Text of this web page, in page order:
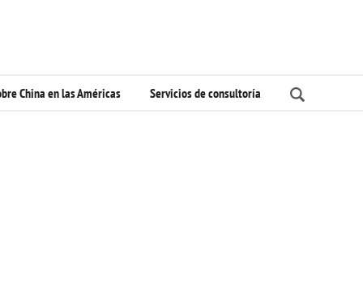
China en las Américas Servicios de consultoría